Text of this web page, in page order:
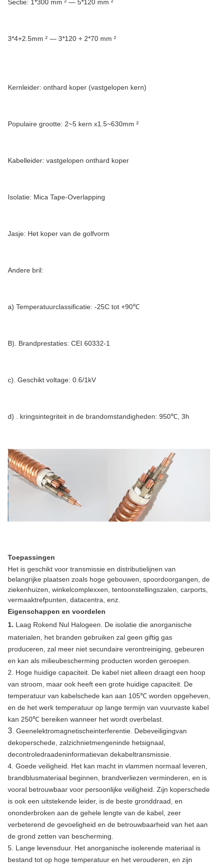
Sectie: 1*300 mm ² — 5*120 mm ²
3*4+2.5mm ² — 3*120 + 2*70 mm ²
Kernleider: onthard koper (vastgelopen kern)
Populaire grootte: 2~5 kern x1.5~630mm ²
Kabelleider: vastgelopen onthard koper
Isolatie: Mica Tape-Overlapping
Jasje: Het koper van de golfvorm
Andere bril:
a) Temperatuurclassificatie: -25C tot +90℃
B). Brandprestaties: CEI 60332-1
c). Geschikt voltage: 0.6/1kV
d) . kringsintegriteit in de brandomstandigheden: 950℃, 3h
Toepassingen
Het is geschikt voor transmissie en distributielijnen van
belangrijke plaatsen zoals hoge gebouwen, spoordoorgangen, de
ziekenhuizen, winkelcomplexxen, tentoonstellingszalen, carports,
vermaaktrefpunten, datacentra, enz.
Eigenschappen en voordelen
1. Laag Rokend Nul Halogeen. De isolatie die anorganische
materialen, het branden gebruiken zal geen giftig gas
produceren, zal meer niet secundaire verontreiniging, gebeuren
en kan als milieubescherming producten worden geroepen.
2. Hoge huidige capaciteit. De kabel niet alleen draagt een hoop
van stroom, maar ook heeft een grote huidige capaciteit. De
temperatuur van kabelschede kan aan 105℃ worden opgeheven,
en de het werk temperatuur op lange termijn van vuurvaste kabel
kan 250℃ bereiken wanneer het wordt overbelast.
3 . Geenelektromagnetischeinterferentie. Debeveiligingvan
dekoperschede, zalzichnietmengeninde hetsignaal,
decontroledraadeninformatievan dekabeltransmissie.
4. Goede veiligheid. Het kan macht in vlammen normaal leveren,
brandblusmateriaal beginnen, brandverliezen verminderen, en is
vooral betrouwbaar voor persoonlijke veiligheid. Zijn koperschede
is ook een uitstekende leider, is de beste gronddraad, en
ononderbroken aan de gehele lengte van de kabel, zeer
verbeterend de gevoeligheid en de betrouwbaarheid van het aan
de grond zetten van bescherming.
5. Lange levensduur. Het anorganische isolerende materiaal is
bestand tot op hoge temperatuur en het verouderen, en zijn